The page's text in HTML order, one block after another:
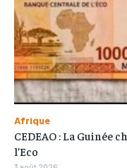
Afrique
CEDEAO : La Guinée
l’Eco